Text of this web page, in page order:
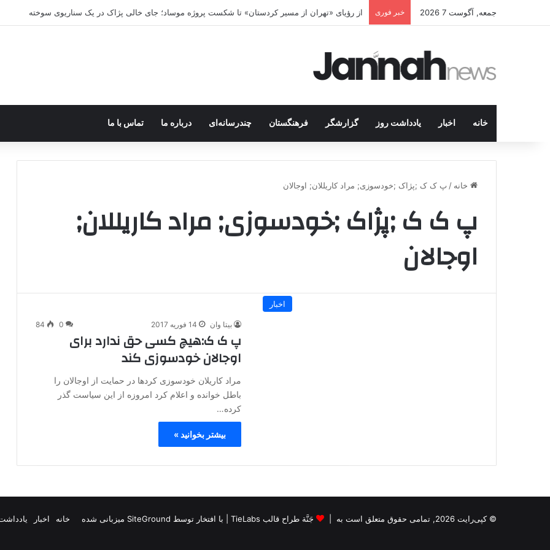
جمعه, آگوست 7 2026 خبر فوری از رؤیای «تهران از مسیر کردستان» تا شکست پروژه موساد؛ جای خالی پژاک در یک سناریوی سوخته
خانه اخبار یادداشت روز گزارشگر فرهنگستان چندرسانه‌ای درباره ما تماس با ما
خانه / پ ک ک ;پژاک ;خودسوزی; مراد کاریللان; اوجالان
پ ک ک ;پژاک ;خودسوزی; مراد کاریللان;
اوجالان
اخبار
بیتا وان 14 فوریه 2017 0
84
پ ک ک:هیچ کسی حق ندارد برای
اوجالان خودسوزی کند
مراد کاریلان خودسوزی کردها در حمایت از اوجالان را
باطل خوانده و اعلام کرد امروزه از این سیاست گذر
کرده…
بیشتر بخوانید »
© کپی‌رایت 2026, تمامی حقوق متعلق است به | جَنَّة طراح قالب TieLabs | با افتخار توسط SiteGround میزبانی شده خانه اخبار